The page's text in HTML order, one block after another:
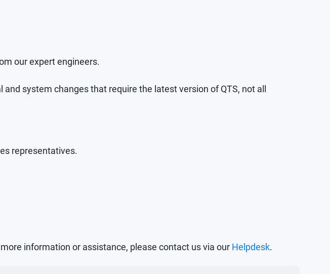
our expert engineers.
system changes that require the latest version of QTS, not all
representatives.
information or assistance, please contact us via our Helpdesk.